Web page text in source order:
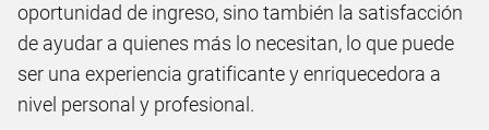
oportunidad de ingreso, sino también la satisfacción
de ayudar a quienes más lo necesitan, lo que puede
ser una experiencia gratificante y enriquecedora a
nivel personal y profesional.